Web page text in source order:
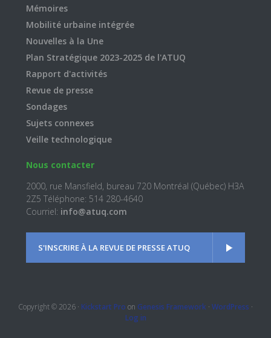
Mémoires
Mobilité urbaine intégrée
Nouvelles à la Une
Plan Stratégique 2023-2025 de l'ATUQ
Rapport d'activités
Revue de presse
Sondages
Sujets connexes
Veille technologique
Nous contacter
2000, rue Mansfield, bureau 720 Montréal (Québec) H3A
2Z5 Téléphone: 514 280-4640
Courriel: info@atuq.com
S'INSCRIRE À LA REVUE DE PRESSE ATUQ
Copyright © 2026 · Kickstart Pro on Genesis Framework · WordPress ·
Log in